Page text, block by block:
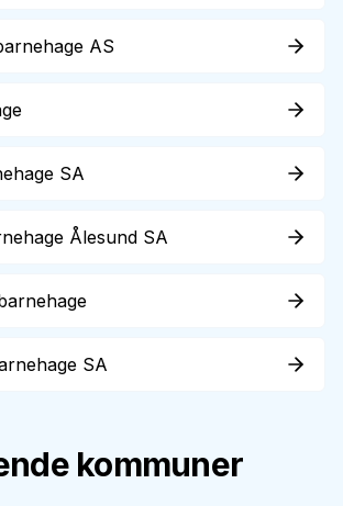
AS
SA
Ålesund SA
SA
kommuner